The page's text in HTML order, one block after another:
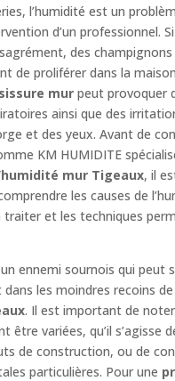
l’humidité est un
d’un professionnel.
des
de proliférer dans la
murpeut provoquer
ainsi que des
et des yeux. Avant de
KM HUMIDITE
mur Tigeaux, il
les causes de
traiter et les techniques
ennemi sournois qui peut
dans les moindres recoins
. Il est important de
être variées, qu’il s’agisse
de construction, ou de
particulières. Pour une